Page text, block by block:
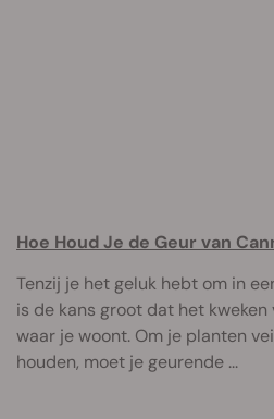
Hoe Houd Je de Geur van
Tenzij je het geluk hebt om in
is de kans groot dat het
waar je woont. Om je planten
houden, moet je geurende ...